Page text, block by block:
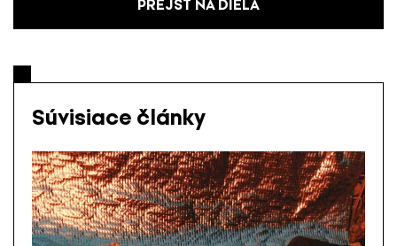
PREJSŤ NA DIELA
Súvisiace články